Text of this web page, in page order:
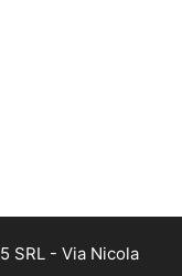
SRL - Via Nicola